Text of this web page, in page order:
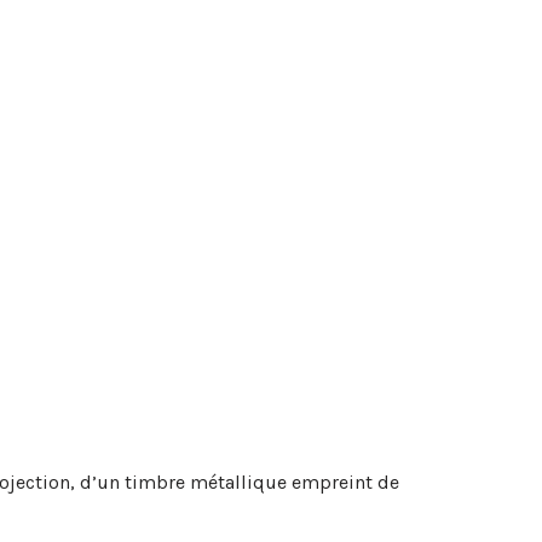
d’un timbre métallique empreint de